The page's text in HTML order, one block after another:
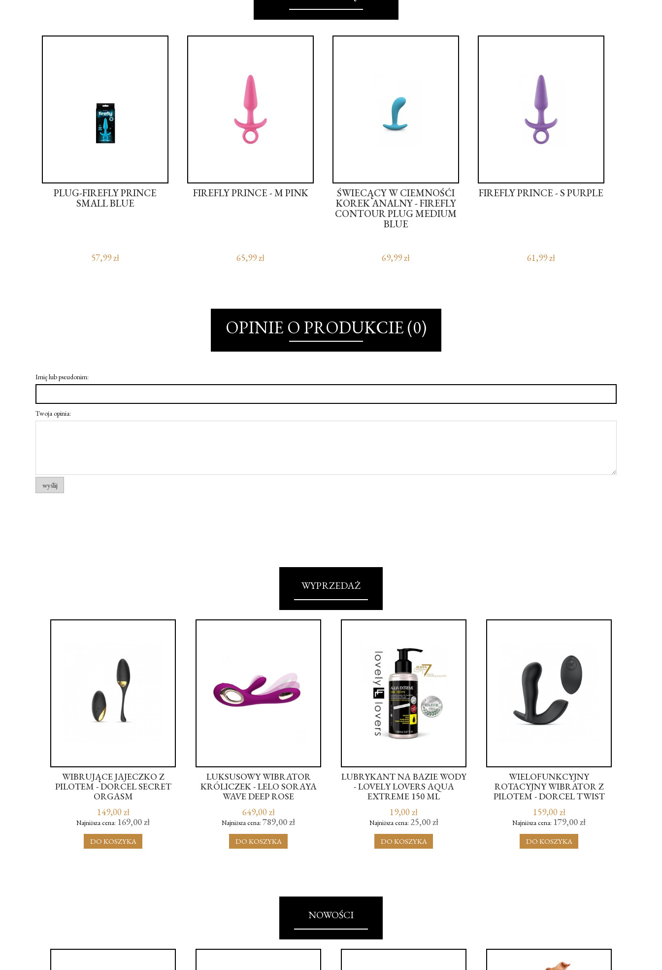
PLUG-FIREFLY PRINCE
SMALL BLUE
57,99 zł
FIREFLY PRINCE - M PINK
65,99 zł
ŚWIECĄCY W CIEMNOŚĆI
KOREK ANALNY - FIREFLY
CONTOUR PLUG MEDIUM
BLUE
69,99 zł
FIREFLY PRINCE - S PURPLE
61,99 zł
OPINIE O PRODUKCIE (0)
Imię lub pseudonim:
Twoja opinia:
wyślij
WYPRZEDAŻ
WIBRUJĄCE JAJECZKO Z
PILOTEM - DORCEL SECRET
ORGASM
149,00 zł
Najniższa cena: 169,00 zł
DO KOSZYKA
LUKSUSOWY WIBRATOR
KRÓLICZEK - LELO SORAYA
WAVE DEEP ROSE
649,00 zł
Najniższa cena: 789,00 zł
DO KOSZYKA
LUBRYKANT NA BAZIE WODY
- LOVELY LOVERS AQUA
EXTREME 150 ML
19,00 zł
Najniższa cena: 25,00 zł
DO KOSZYKA
WIELOFUNKCYJNY
ROTACYJNY WIBRATOR Z
PILOTEM - DORCEL TWIST
DELIGHT
159,00 zł
Najniższa cena: 179,00 zł
DO KOSZYKA
NOWOŚCI